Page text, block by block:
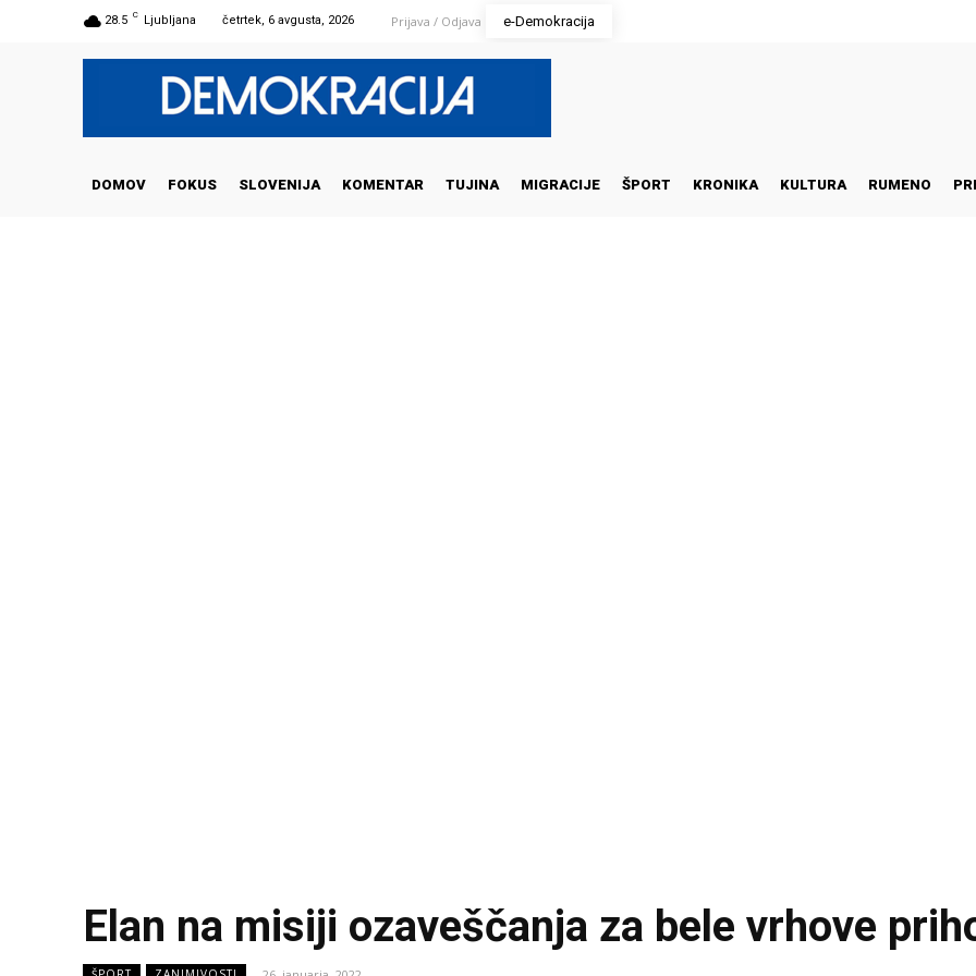
28.5 C Ljubljana četrtek, 6 avgusta, 2026 Prijava / Odjava e-Demokracija
DOMOV FOKUS SLOVENIJA KOMENTAR TUJINA MIGRACIJE ŠPORT KRONIKA KULTURA RUMENO
Elan na misiji ozaveščanja za bele vrhove